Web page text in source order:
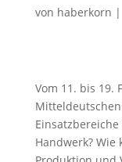
von haberkorn |
Vom 11. bis
Handwerk? Wie